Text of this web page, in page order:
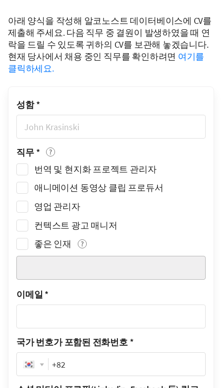
아래 양식을 작성해 알코노스트 데이터베이스에 CV를
제출해 주세요. 다음 직무 중 결원이 발생하였을 때 연
락을 드릴 수 있도록 귀하의 CV를 보관해 놓겠습니다.
현재 당사에서 채용 중인 직무를 확인하려면 여기를
클릭하세요.
성함 *
직무 *
번역 및 현지화 프로젝트 관리자
애니메이션 동영상 클립 프로듀서
영업 관리자
컨텍스트 광고 매니저
좋은 인재
이메일 *
국가 번호가 포함된 전화번호 *
Phone